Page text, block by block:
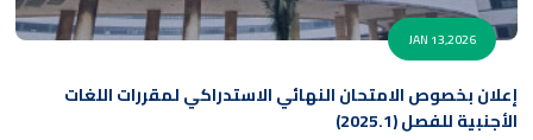
JAN 13,2026
إعلان بخصوص الامتحان النهائي الاستدراكي لمقررات اللغات
الأجنبية للفصل (2025.1)